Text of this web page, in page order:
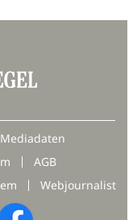
Mediadaten
AGB
Webjournalist